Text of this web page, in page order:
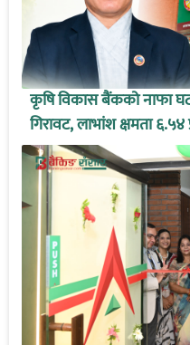
कृषि विकास बैंकको नाफा
गिरावट, लाभांश क्षमता